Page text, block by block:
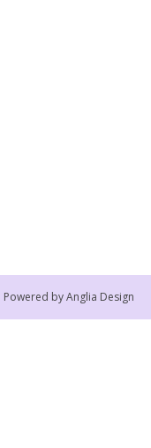
Powered byAnglia Design